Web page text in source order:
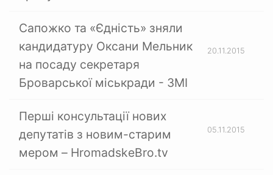
Сапожко та «Єдність» зняли
кандидатуру Оксани Мельник
на посаду секретаря
Броварської міськради - ЗМІ
20.11.2015
Перші консультації нових
депутатів з новим-старим
мером – HromadskeBro.tv
05.11.2015